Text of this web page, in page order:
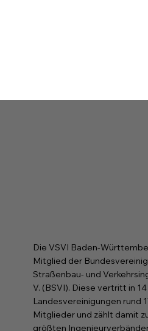
Die VSVI Baden-
Mitglied der
Straßenbau- und
V. (BSVI). Diese vertritt in 14
Landesvereinigungen rund
Mitglieder und zählt damit
größten